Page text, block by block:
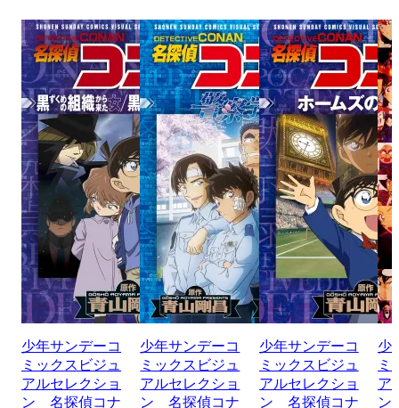
少年サンデーコ
ミックスビジュ
アルセレクショ
ン 名探偵コナ
少年サンデーコ
ミックスビジュ
アルセレクショ
ン 名探偵コナ
少年サンデーコ
ミックスビジュ
アルセレクショ
ン 名探偵コナ
少
ミ
ア
ン